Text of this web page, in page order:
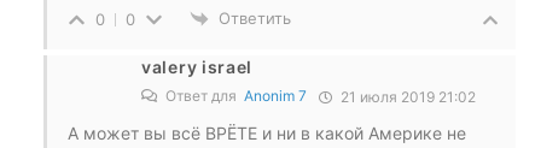
0 0 Ответить
valery israel
Ответ для Anonim 7 21 июля 2019 21:02
А может вы всё ВРЁТЕ и ни в какой Америке не